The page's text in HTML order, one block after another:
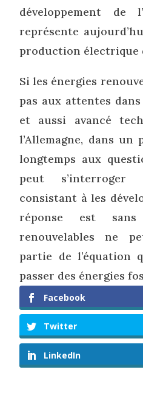
développement de
représente
production électrique
Si les énergies
pas aux attentes
et aussi avancé
l’Allemagne, dans un
longtemps aux
peut
consistant à les
réponse est
renouvelables ne
partie de l’équation
passer des énergies
Facebook
Twitter
LinkedIn